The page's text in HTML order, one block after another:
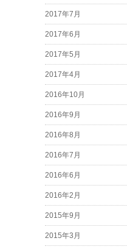
2017年7月
2017年6月
2017年5月
2017年4月
2016年10月
2016年9月
2016年8月
2016年7月
2016年6月
2016年2月
2015年9月
2015年3月